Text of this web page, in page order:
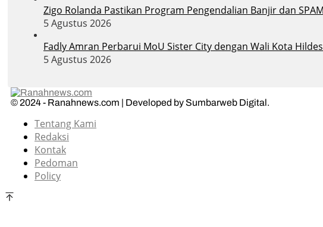
Zigo Rolanda Pastikan Program Pengendalian Banjir dan
5 Agustus 2026
Fadly Amran Perbarui MoU Sister City dengan Wali Kota
5 Agustus 2026
© 2024 - Ranahnews.com | Developed by Sumbarweb Digital.
Tentang Kami
Redaksi
Kontak
Pedoman
Policy